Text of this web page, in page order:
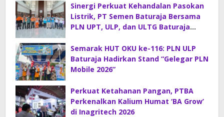
Sinergi Perkuat Kehandalan Pasokan
Listrik, PT Semen Baturaja Bersama
PLN UPT, ULP, dan ULTG Baturaja
Semarak HUT OKU ke-116: PLN ULP
Baturaja Hadirkan Stand “Gelegar PLN
Mobile 2026”
Perkuat Ketahanan Pangan, PTBA
Perkenalkan Kalium Humat ‘BA Grow’
di Inagritech 2026